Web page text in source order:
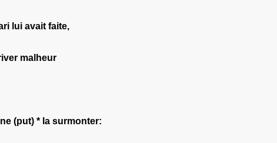
lui avait faite,
malheur
(put) * la surmonter: